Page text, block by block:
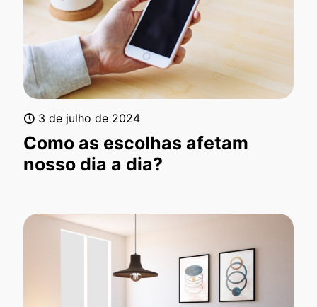
3 de julho de 2024
Como as escolhas afetam
nosso dia a dia?